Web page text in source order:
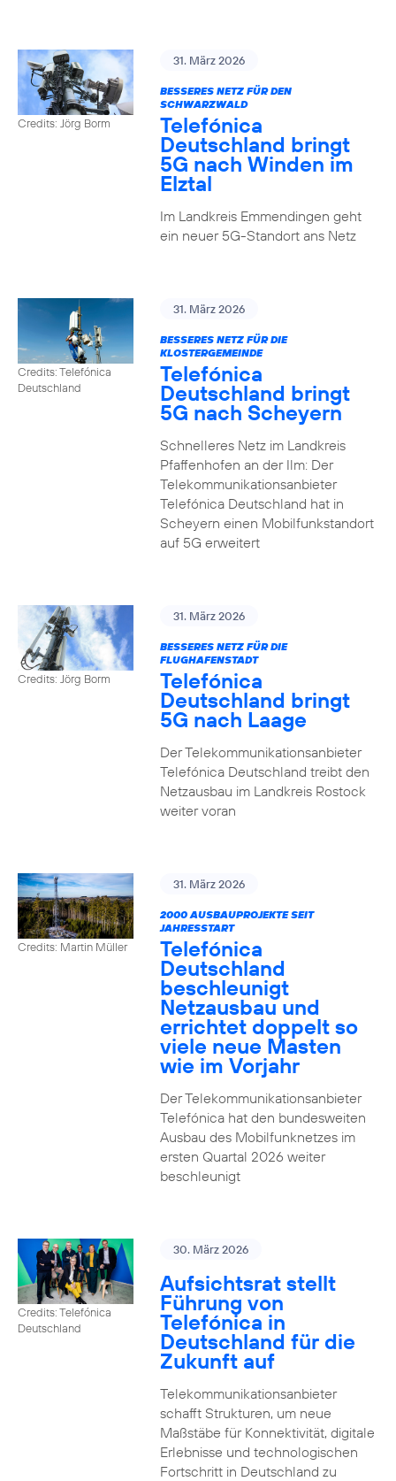
Credits: Jörg Borm
31. März 2026
BESSERES NETZ FÜR DEN
SCHWARZWALD
Telefónica
Deutschland bringt
5G nach Winden im
Elztal
Im Landkreis Emmendingen geht
ein neuer 5G-Standort ans Netz
Credits: Telefónica
Deutschland
31. März 2026
BESSERES NETZ FÜR DIE
KLOSTERGEMEINDE
Telefónica
Deutschland bringt
5G nach Scheyern
Schnelleres Netz im Landkreis
Pfaffenhofen an der Ilm: Der
Telekommunikationsanbieter
Telefónica Deutschland hat in
Scheyern einen Mobilfunkstandort
auf 5G erweitert
Credits: Jörg Borm
31. März 2026
BESSERES NETZ FÜR DIE
FLUGHAFENSTADT
Telefónica
Deutschland bringt
5G nach Laage
Der Telekommunikationsanbieter
Telefónica Deutschland treibt den
Netzausbau im Landkreis Rostock
weiter voran
Credits: Martin Müller
31. März 2026
2000 AUSBAUPROJEKTE SEIT
JAHRESSTART
Telefónica
Deutschland
beschleunigt
Netzausbau und
errichtet doppelt so
viele neue Masten
wie im Vorjahr
Der Telekommunikationsanbieter
Telefónica hat den bundesweiten
Ausbau des Mobilfunknetzes im
ersten Quartal 2026 weiter
beschleunigt
Credits: Telefónica
Deutschland
30. März 2026
Aufsichtsrat stellt
Führung von
Telefónica in
Deutschland für die
Zukunft auf
Telekommunikationsanbieter
schafft Strukturen, um neue
Maßstäbe für Konnektivität, digitale
Erlebnisse und technologischen
Fortschritt in Deutschland zu